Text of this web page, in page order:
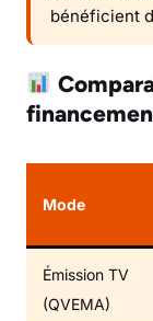
bénéficient
Mode
Émission TV
(QVEMA)